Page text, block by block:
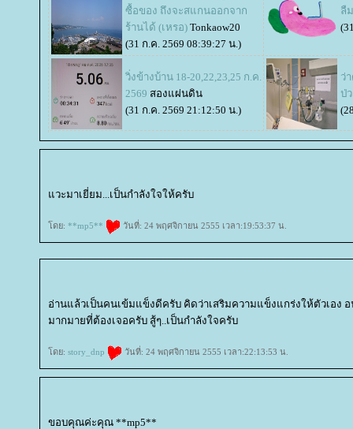
ซื้อของ ถึงจะสแกนออกจาก
ร้านได้ (เหรอ) Tonkaow20
(31 ก.ค. 2569 08:39:27 น.)
ลืม
วิ่งข้างบ้าน 18-20,22,23,25 ก.ค.
2569 สองแผ่นดิน
(31 ก.ค. 2569 21:12:50 น.)
ว่
ป่
วะมาเยี่ยม...เป็นกำลังใจให้ครับ
ดย: **mp5** วันที่: 24 พฤศจิกายน 2555 เวลา:19:53:37 น.
อ่านแล้วเป็นคนเข้มแข็งดีครับ คิดว่าเสริมความแข็งแกร่งให้ตัวเอง
มากมายที่ต้องเจอครับ สู้ๆ..เป็นกำลังใจครับ
ดย: story_dnp วันที่: 24 พฤศจิกายน 2555 เวลา:22:13:53 น.
ขอบคุณค่ะคุณ **mp5**